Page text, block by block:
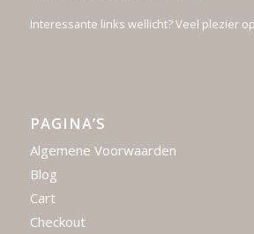
Interessante links wellicht? Veel plezier
PAGINA’S
Algemene Voorwaarden
Blog
Cart
Checkout